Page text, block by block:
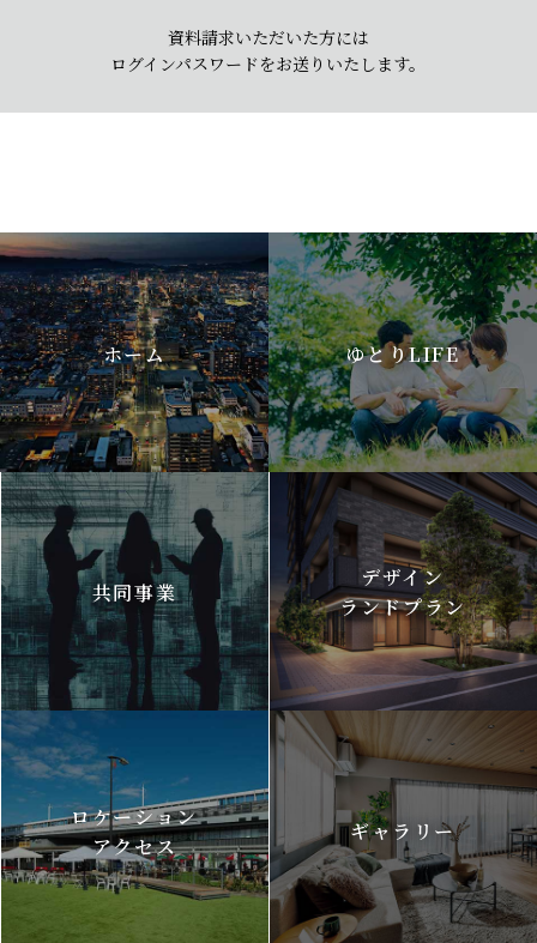
資料請求いただいた方には
ログインパスワードをお送りいたします。
ホーム ゆとりLIFE
共同事業
デザイン
ランドプラン
ロケーション
アクセス
ギャラリー